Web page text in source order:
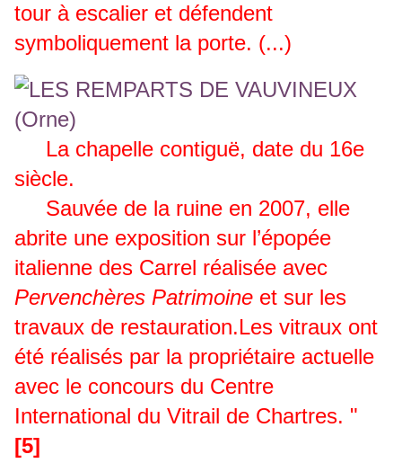
tour à escalier et défendent
symboliquement la porte. (...)
La chapelle contiguë, date du 16e
siècle.
Sauvée de la ruine en 2007, elle
abrite une exposition sur l’épopée
italienne des Carrel réalisée avec
Pervenchères Patrimoine et sur les
travaux de restauration.Les vitraux ont
été réalisés par la propriétaire actuelle
avec le concours du Centre
International du Vitrail de Chartres. "
[5]